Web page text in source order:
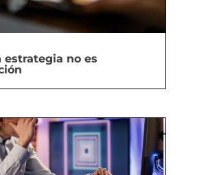
estrategia no es